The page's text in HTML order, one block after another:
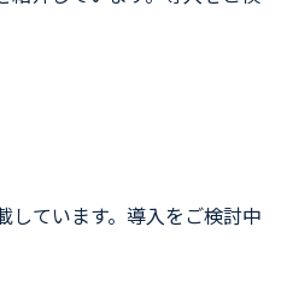
しています。導入をご検討中